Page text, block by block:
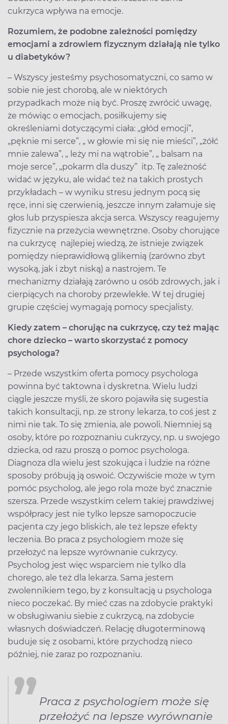
cukrzyca wpływa na emocje.
Rozumiem, że podobne zależności pomiędzy
emocjami a zdrowiem fizycznym działają nie tylko
u diabetyków?
– Wszyscy jesteśmy psychosomatyczni, co samo w
sobie nie jest chorobą, ale w niektórych
przypadkach może nią być. Proszę zwrócić uwagę,
że mówiąc o emocjach, posiłkujemy się
określeniami dotyczącymi ciała: „głód emocji”,
„pęknie mi serce”, „ w głowie mi się nie mieści”, „żółć
mnie zalewa”, „ leży mi na wątrobie”, „ balsam na
moje serce”, „pokarm dla duszy” itp. Tę zależność
widać w języku, ale widać też na takich prostych
przykładach – w wyniku stresu jednym pocą się
ręce, inni się czerwienią, jeszcze innym załamuje się
głos lub przyspiesza akcja serca. Wszyscy reagujemy
fizycznie na przeżycia wewnętrzne. Osoby chorujące
na cukrzycę najlepiej wiedzą, że istnieje związek
pomiędzy nieprawidłową glikemią (zarówno zbyt
wysoką, jak i zbyt niską) a nastrojem. Te
mechanizmy działają zarówno u osób zdrowych, jak i
cierpiących na choroby przewlekłe. W tej drugiej
grupie częściej wymagają pomocy specjalisty.
Kiedy zatem – chorując na cukrzycę, czy też mając
chore dziecko – warto skorzystać z pomocy
psychologa?
– Przede wszystkim oferta pomocy psychologa
powinna być taktowna i dyskretna. Wielu ludzi
ciągle jeszcze myśli, że skoro pojawiła się sugestia
takich konsultacji, np. ze strony lekarza, to coś jest z
nimi nie tak. To się zmienia, ale powoli. Niemniej są
osoby, które po rozpoznaniu cukrzycy, np. u swojego
dziecka, od razu proszą o pomoc psychologa.
Diagnoza dla wielu jest szokująca i ludzie na różne
sposoby próbują ją oswoić. Oczywiście może w tym
pomóc psycholog, ale jego rola może być znacznie
szersza. Przede wszystkim celem takiej prawdziwej
współpracy jest nie tylko lepsze samopoczucie
pacjenta czy jego bliskich, ale też lepsze efekty
leczenia. Bo praca z psychologiem może się
przełożyć na lepsze wyrównanie cukrzycy.
Psycholog jest więc wsparciem nie tylko dla
chorego, ale też dla lekarza. Sama jestem
zwolennikiem tego, by z konsultacją u psychologa
nieco poczekać. By mieć czas na zdobycie praktyki
w obsługiwaniu siebie z cukrzycą, na zdobycie
własnych doświadczeń. Relację długoterminową
buduje się z osobami, które przychodzą nieco
później, nie zaraz po rozpoznaniu.
Praca z psychologiem może się
przełożyć na lepsze wyrównanie